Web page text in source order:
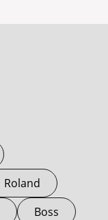
Roland
Boss